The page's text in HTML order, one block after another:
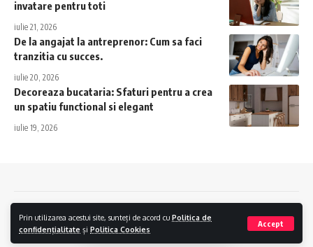
Prin utilizarea acestui site, sunteți de acord cu Politica de
confidențialitate și Politica Cookies
Accept
invatare pentru toti
iulie 21, 2026
De la angajat la antreprenor: Cum sa faci
tranzitia cu succes.
iulie 20, 2026
Decoreaza bucataria: Sfaturi pentru a crea
un spatiu functional si elegant
iulie 19, 2026
Casa © 2024.Creare Magazin Online byAlphaByte